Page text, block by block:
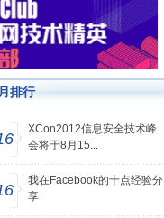
排行
XCon2012信息安全技术峰
会将于8月15...
我在Facebook的十点经验分
享